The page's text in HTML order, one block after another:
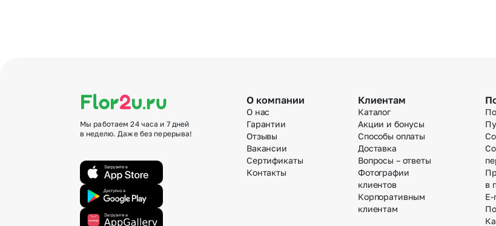
Мы работаем 24 часа и 7 дней
в неделю. Даже без перерыва!
О компании
О нас
Гарантии
Отзывы
Вакансии
Сертификаты
Контакты
Клиентам
Каталог
Акции и бонусы
Способы оплаты
Доставка
Вопросы – ответы
Фотографии
клиентов
Корпоративным
клиентам
в
E-